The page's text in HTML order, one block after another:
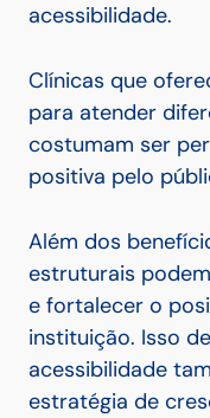
acessibilidade.
Clínicas que
para atender
costumam ser
positiva pelo
Além dos
estruturais
e fortalecer o
instituição. Isso
acessibilidade
estratégia de